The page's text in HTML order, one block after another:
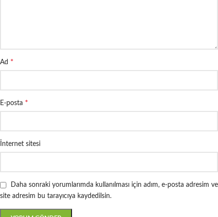
Ad *
E-posta *
İnternet sitesi
Daha sonraki yorumlarımda kullanılması için adım, e-posta adresim ve
site adresim bu tarayıcıya kaydedilsin.